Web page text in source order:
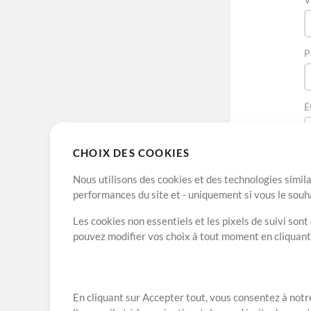
CHOIX DES COOKIES
Nous utilisons des cookies et des technologies
performances du site et - uniquement si vous le
Les cookies non essentiels et les pixels de suivi
pouvez modifier vos choix à tout moment en
En cliquant sur Accepter tout, vous consentez à
A propos de